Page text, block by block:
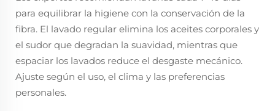
para equilibrar la higiene con la conservación de la
fibra. El lavado regular elimina los aceites corporales y
el sudor que degradan la suavidad, mientras que
espaciar los lavados reduce el desgaste mecánico.
Ajuste según el uso, el clima y las preferencias
personales.